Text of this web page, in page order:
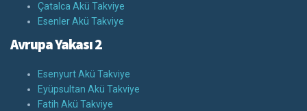
Çatalca Akü Takviye
Esenler Akü Takviye
Avrupa Yakası 2
Esenyurt Akü Takviye
Eyüpsultan Akü Takviye
Fatih Akü Takviye